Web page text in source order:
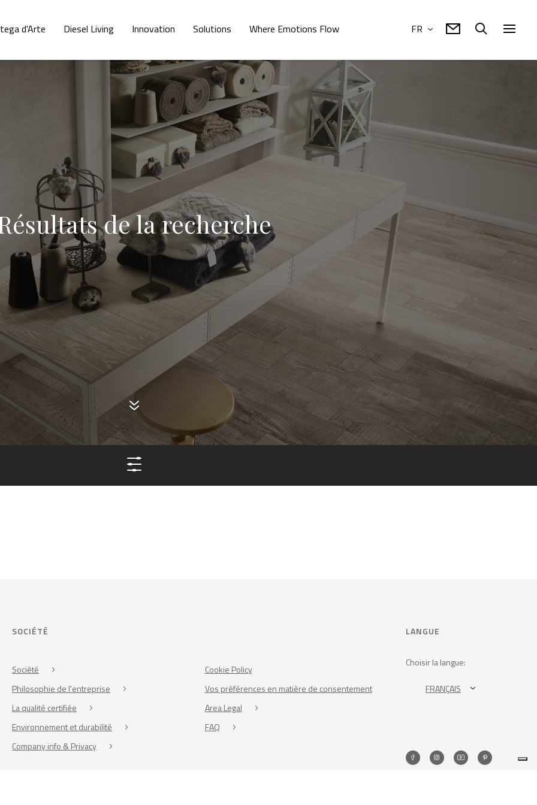
d'Arte Diesel Living Innovation Solutions Where Emotions Flow FR
de la recherche
SOCIÉTÉ
Société
Philosophie de l'entreprise
La qualité certifiée
Environnement et durabilité
Company info & Privacy
Cookie Policy
Vos préférences en matière de consentement
Area Legal
FAQ
LANGUE
Choisir la langue:
FRANÇAIS